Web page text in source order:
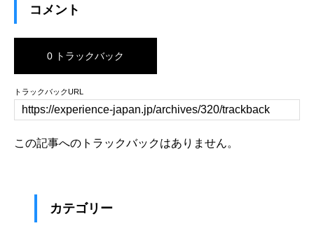
コメント
0 トラックバック
トラックバックURL
この記事へのトラックバックはありません。
カテゴリー